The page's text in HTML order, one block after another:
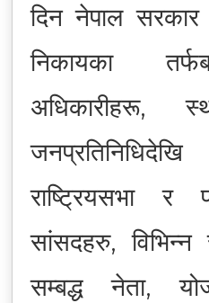
दिन नेपाल
निकायका
अधिकारीहरू,
राष्ट्रियसभा र
सांसदहरु,
सम्बद्ध नेता,